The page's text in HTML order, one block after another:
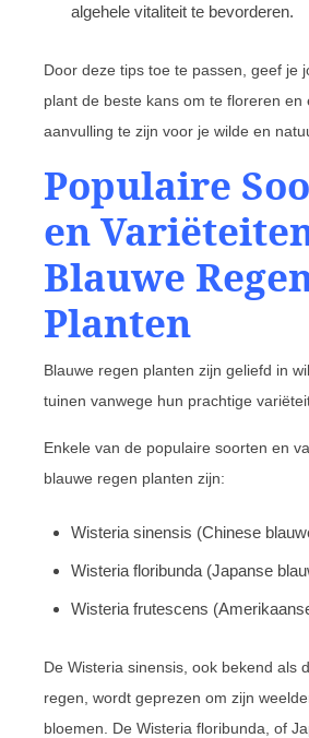
algehele vitaliteit te bevorderen.
Door deze tips toe te passen, geef je
plant de beste kans om te floreren en
aanvulling te zijn voor je wilde en
Populaire
en
Blauwe
Planten
Blauwe regen planten zijn geliefd in
tuinen vanwege hun prachtige
Enkele van de populaire soorten en
blauwe regen planten zijn:
Wisteria sinensis (Chinese
Wisteria floribunda (Japanse
Wisteria frutescens
De Wisteria sinensis, ook bekend als
regen, wordt geprezen om zijn
bloemen. De Wisteria floribunda, of